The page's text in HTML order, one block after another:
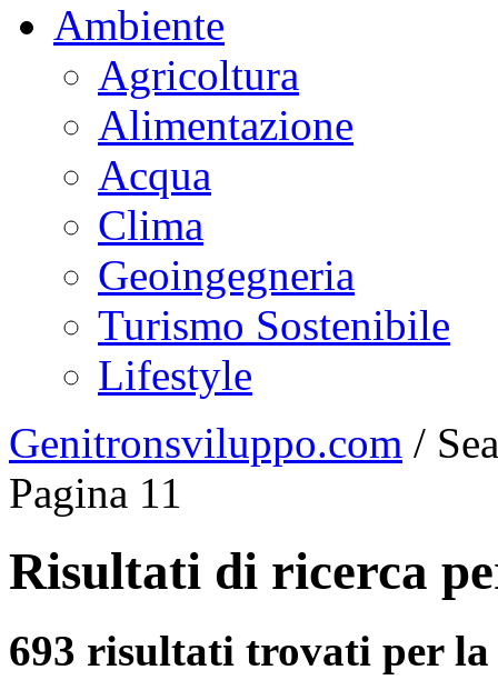
Ambiente
Agricoltura
Alimentazione
Acqua
Clima
Geoingegneria
Turismo Sostenibile
Lifestyle
Genitronsviluppo.com /
Pagina 11
Risultati di ricerca
693 risultati trovati per